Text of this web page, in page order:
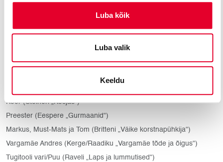
Luba kõik
Luba valik
Keeldu
Vürst Gremin (Tšaikovski „Jevgeni Onegin“)
Mitjuhha (Mussorgski „Boriss Godunov“)
Bartholomeus (Tubina „Barbara von Tisenhusen“)
Raivo/Turvamees/Üllar (Puuri „Pilvede värvid“)
Eichmann (Tüüri „Wallenberg“)
Koer (Steineri „Kosjas“)
Preester (Eespere „Gurmaanid“)
Markus, Must-Mats ja Tom (Britteni „Väike korstnapühkija“)
Vargamäe Andres (Kerge/Raadiku „Vargamäe tõde ja õigus“)
Tugitooli vari/Puu (Raveli „Laps ja lummutised“)